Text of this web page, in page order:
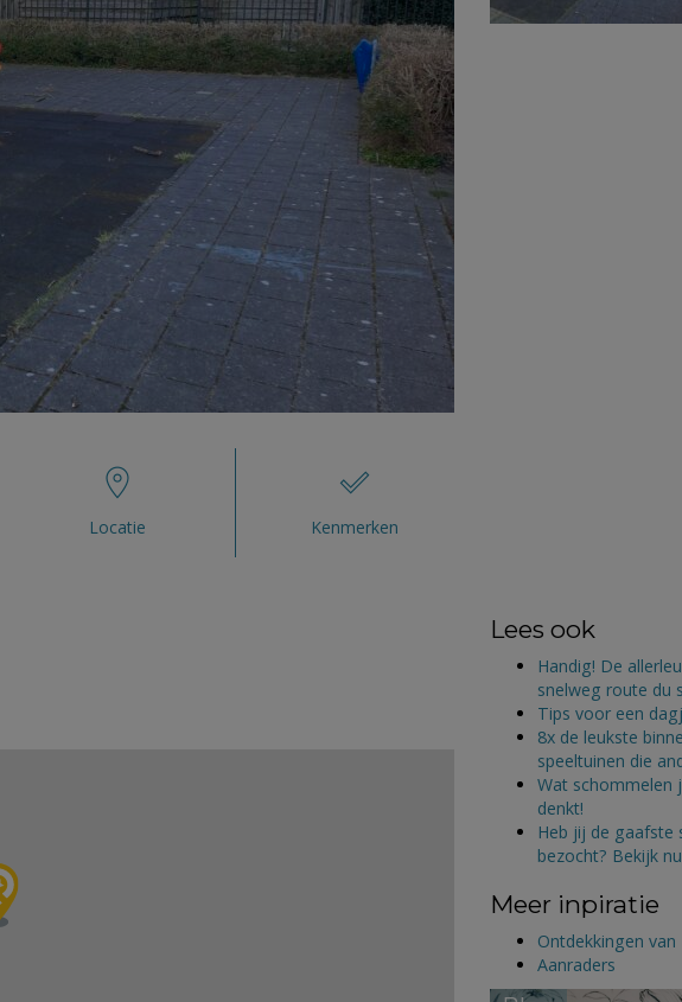
Locatie Kenmerken
Lees ook
Handig! De
snelweg route du
Tips voor een
8x de leukste
speeltuinen die
Wat schommelen
denkt!
Heb jij de gaafste
bezocht? Bekijk
Meer inpiratie
Ontdekkingen van
Aanraders